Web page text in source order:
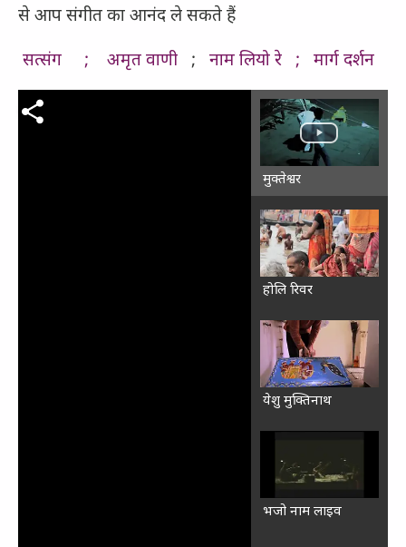
से आप संगीत का आनंद ले सकते हैं
सत्संग ; अमृत वाणी ; नाम लियो रे ; मार्ग दर्शन
मुक्तेश्वर
होलि रिवर
येशु मुक्तिनाथ
भजो नाम लाइव